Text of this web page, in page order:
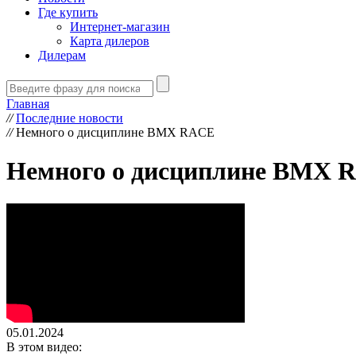
Где купить
Интернет-магазин
Карта дилеров
Дилерам
Главная
// Последние новости
// Немного о дисциплине BMX RACE
Немного о дисциплине BMX
05.01.2024
В этом видео: